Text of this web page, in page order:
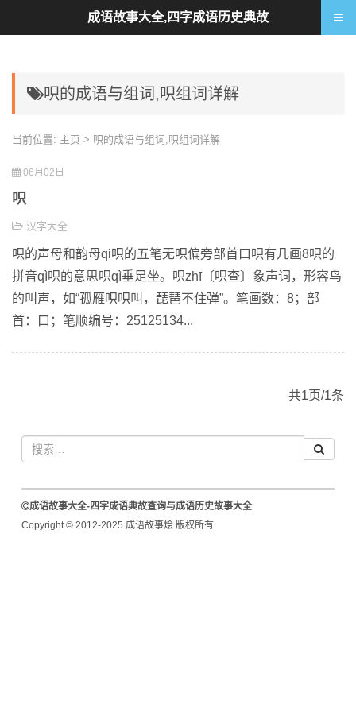
呮的成语与组词,呮组词详解
当前位置: 主页 > 呮的成语与组词,呮组词详解
06月02日
呮
汉字大全
呮的声母和韵母qi呮的五笔无呮偏旁部首口呮有几画8呮的
拼音qì呮的意思呮qì垂足坐。呮zhī〔呮查〕象声词，形容鸟
的叫声，如“孤雁呮呮叫，琵琶不住弹”。笔画数：8；部
首：口；笔顺编号：25125134...
共1页/1条
成语故事大全-四字成语典故查询与成语历史故事大全
Copyright © 2012-2025 成语故事烩 版权所有
成语故事大全,四字成语历史典故